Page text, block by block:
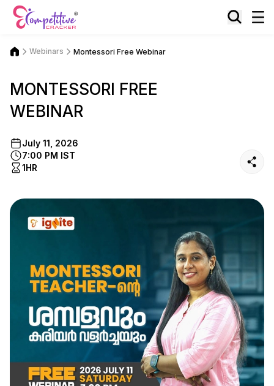
Webinars Montessori Free Webinar
MONTESSORI FREE
WEBINAR
July 11, 2026
7:00 PM IST
1HR